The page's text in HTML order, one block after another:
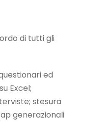
di tutti gli
ed
Excel;
stesura
generazionali